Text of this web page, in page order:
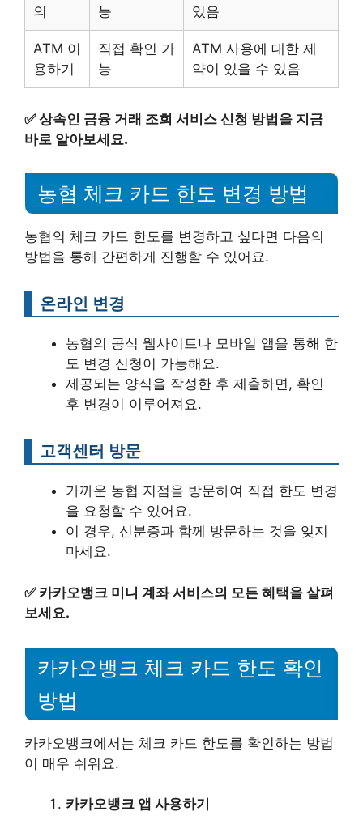
의
능
있음
ATM 이
용하기
직접 확인 가
능
ATM 사용에 대한 제
약이 있을 수 있음
✅상속인 금융 거래 조회 서비스 신청 방법을 지금
바로 알아보세요.
농협 체크 카드 한도 변경 방법
농협의 체크 카드 한도를 변경하고 싶다면 다음의
방법을 통해 간편하게 진행할 수 있어요.
온라인 변경
농협의 공식 웹사이트나 모바일 앱을 통해 한
도 변경 신청이 가능해요.
제공되는 양식을 작성한 후 제출하면, 확인
후 변경이 이루어져요.
고객센터 방문
가까운 농협 지점을 방문하여 직접 한도 변경
을 요청할 수 있어요.
이 경우, 신분증과 함께 방문하는 것을 잊지
마세요.
✅ 카카오뱅크 미니 계좌 서비스의 모든 혜택을 살펴
보세요.
카카오뱅크 체크 카드 한도 확인
방법
카카오뱅크에서는 체크 카드 한도를 확인하는 방법
이 매우 쉬워요.
카카오뱅크 앱 사용하기